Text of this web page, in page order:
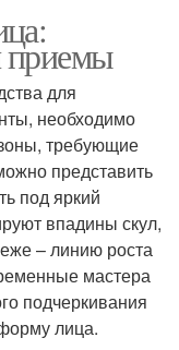
приемы
для
необходимо
требующие
представить
под яркий
впадины скул,
– линию роста
мастера
подчеркивания
лица.